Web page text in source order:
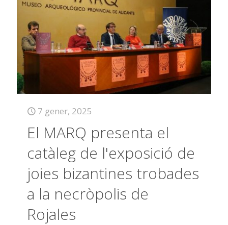
7 gener, 2025
El MARQ presenta el
catàleg de l'exposició de
joies bizantines trobades
a la necròpolis de
Rojales